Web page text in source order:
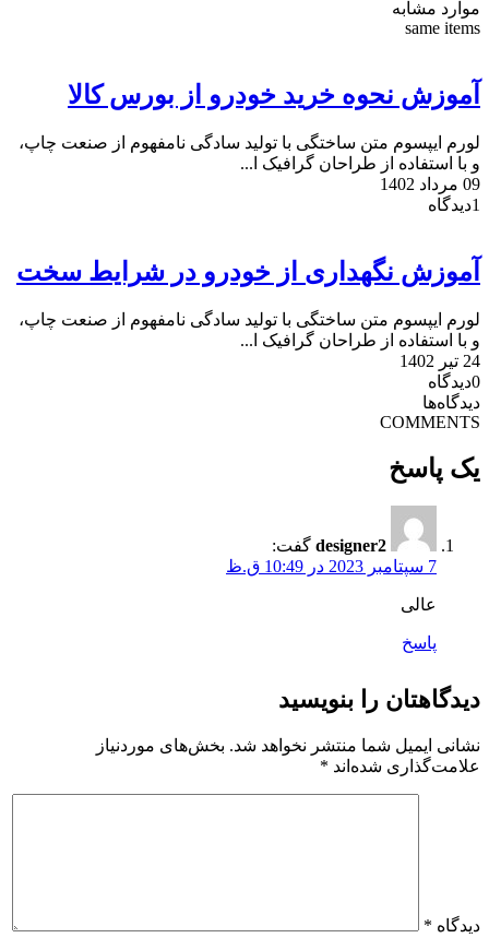
موارد مشابه
same items
آموزش نحوه خرید خودرو از بورس کالا
لورم ایپسوم متن ساختگی با تولید سادگی نامفهوم از صنعت چاپ،
و با استفاده از طراحان گرافیک ا...
09 مرداد 1402
1دیدگاه
آموزش نگهداری از خودرو در شرایط سخت
لورم ایپسوم متن ساختگی با تولید سادگی نامفهوم از صنعت چاپ،
و با استفاده از طراحان گرافیک ا...
24 تیر 1402
0دیدگاه
دیدگاه‌ها
COMMENTS
یک پاسخ
designer2 گفت:
7 سپتامبر 2023 در 10:49 ق.ظ
عالی
پاسخ
دیدگاهتان را بنویسید
نشانی ایمیل شما منتشر نخواهد شد. بخش‌های موردنیاز
علامت‌گذاری شده‌اند *
دیدگاه *